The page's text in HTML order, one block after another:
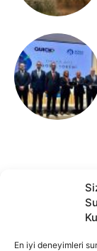
En iyi deneyimleri